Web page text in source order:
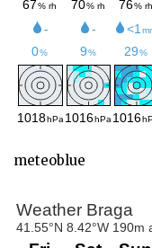
meteoblue